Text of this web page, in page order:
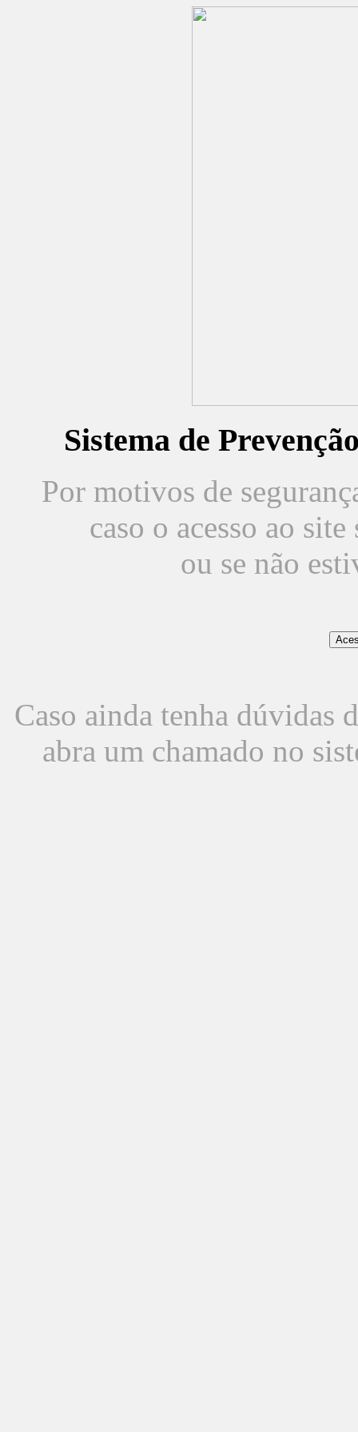
Sistema de
Por motivos de
caso o acesso ao
ou se não
Caso ainda tenha dúvidas
abra um chamado no